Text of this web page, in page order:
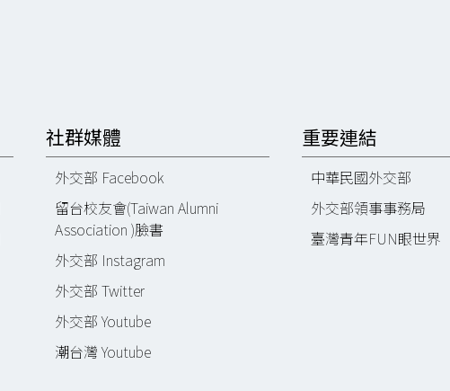
社群媒體
外交部 Facebook
留台校友會(Taiwan Alumni
Association )臉書
外交部 Instagram
外交部 Twitter
外交部 Youtube
潮台灣 Youtube
重要連結
中華民國外交部
外交部領事事務局
臺灣青年FUN眼世界